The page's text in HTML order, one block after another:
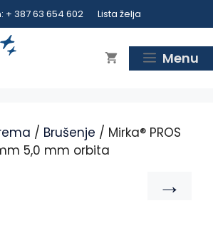
+ 387 63 654 602 Lista želja
Menu
/ Brušenje / Mirka® PROS
5,0 mm orbita
→